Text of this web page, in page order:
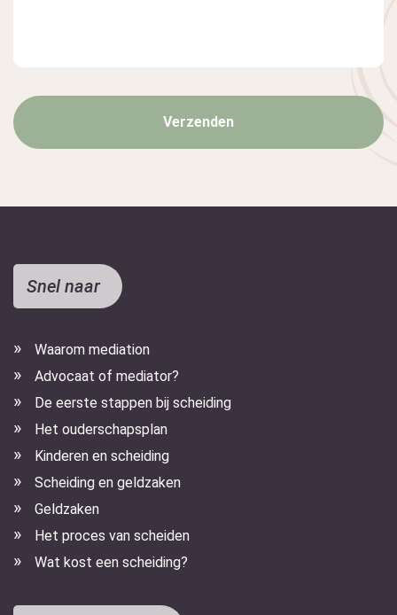
Snel naar
Waarom mediation
Advocaat of mediator?
De eerste stappen bij scheiding
Het ouderschapsplan
Kinderen en scheiding
Scheiding en geldzaken
Geldzaken
Het proces van scheiden
Wat kost een scheiding?